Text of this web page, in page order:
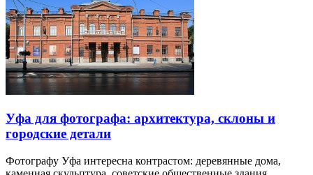
Уфа для фотографа: архитектура, склоны и
городские детали
Фотографу Уфа интересна контрастом: деревянные дома,